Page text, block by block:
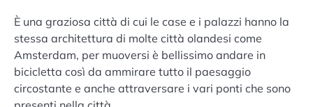
È una graziosa città di cui le case e i palazzi hanno la
stessa architettura di molte città olandesi come
Amsterdam, per muoversi è bellissimo andare in
bicicletta così da ammirare tutto il paesaggio
circostante e anche attraversare i vari ponti che sono